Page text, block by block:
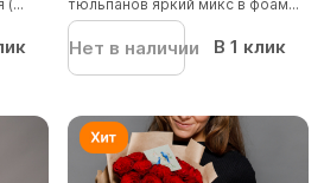
(...
тюльпанов яркий микс в фоам...
Нет в наличии В 1 клик